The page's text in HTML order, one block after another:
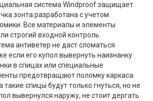
система Windproof защищает
зонта разработана с учетом
Все материалы и элементы
строгий входной контроль.
антиветер не даст сломаться
если его купол вывернуть наизнанку.
в спицах или специальные
предотвращают поломку каркаса.
такие спицы будут только гнуться, но не
вывернулся наружу, не стоит дергать